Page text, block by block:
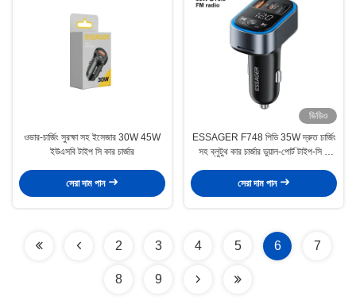
ওভার-চার্জিং সুরক্ষা সহ ইসেজার 30W 45W
ইউএসবি টাইপ সি কার চার্জার
সেরা দাম পান
ভিডিও
ESSAGER F748 পিডি 35W দ্রুত চার্জিং
সহ ব্লুটুথ কার চার্জার ডুয়াল-পোর্ট টাইপ-সি +
সেরা দাম পান
2 3 4 5 6 7
8 9